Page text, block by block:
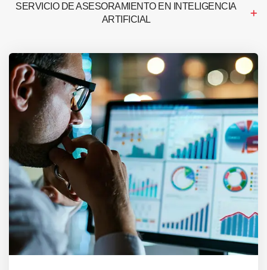
SERVICIO DE ASESORAMIENTO EN INTELIGENCIA
ARTIFICIAL